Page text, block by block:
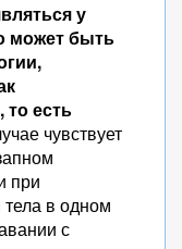
у
может быть
то есть
чувствует
при
в одном
с